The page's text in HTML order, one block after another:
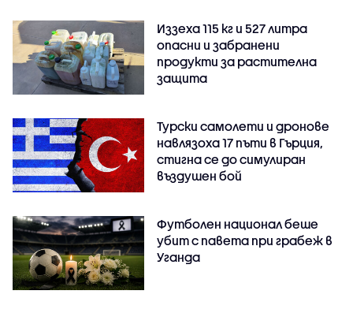
Иззеха 115 кг и 527 литра
опасни и забранени
продукти за растителна
защита
Турски самолети и дронове
навлязоха 17 пъти в Гърция,
стигна се до симулиран
въздушен бой
Футболен национал беше
убит с павета при грабеж в
Уганда